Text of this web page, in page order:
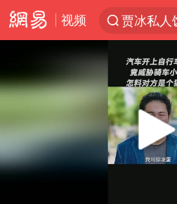
视频
贾冰私人
成都多